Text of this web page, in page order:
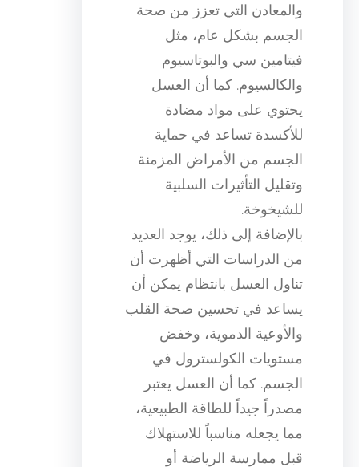
والمعادن التي تعزز من صحة
الجسم بشكل عام، مثل
فيتامين سي والبوتاسيوم
والكالسيوم. كما أن العسل
يحتوي على مواد مضادة
للأكسدة تساعد في حماية
الجسم من الأمراض المزمنة
وتقليل التأثيرات السلبية
للشيخوخة.
بالإضافة إلى ذلك، يوجد العديد
من الدراسات التي أظهرت أن
تناول العسل بانتظام يمكن أن
يساعد في تحسين صحة القلب
والأوعية الدموية، وخفض
مستويات الكولسترول في
الجسم. كما أن العسل يعتبر
مصدراً جيداً للطاقة الطبيعية،
مما يجعله مناسباً للاستهلاك
قبل ممارسة الرياضة أو